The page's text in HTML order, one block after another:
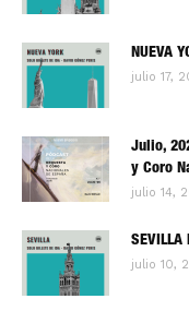
NUEVA
julio 17,
Julio,
y Coro
julio 14,
julio 10,